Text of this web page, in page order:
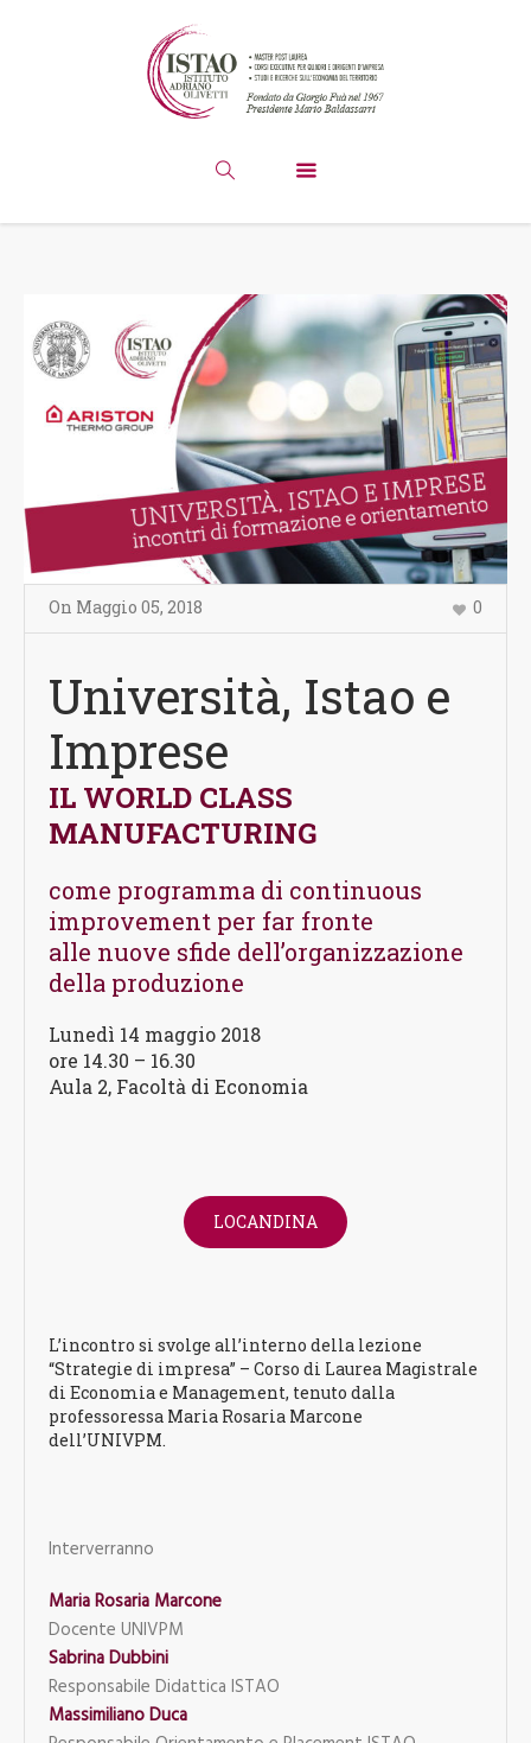
On Maggio 05, 2018 0
Università, Istao e
Imprese
IL WORLD CLASS
MANUFACTURING
come programma di continuous
improvement per far fronte
alle nuove sfide dell’organizzazione
della produzione
Lunedì 14 maggio 2018
ore 14.30 – 16.30
Aula 2, Facoltà di Economia
LOCANDINA
L’incontro si svolge all’interno della lezione
“Strategie di impresa” – Corso di Laurea Magistrale
di Economia e Management, tenuto dalla
professoressa Maria Rosaria Marcone
dell’UNIVPM.
Interverranno
Maria Rosaria Marcone
Docente UNIVPM
Sabrina Dubbini
Responsabile Didattica ISTAO
Massimiliano Duca